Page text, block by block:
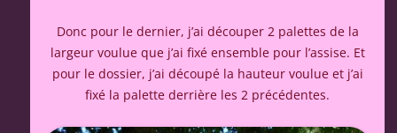
Donc pour le dernier, j’ai découper 2 palettes de la
largeur voulue que j’ai fixé ensemble pour l’assise. Et
pour le dossier, j’ai découpé la hauteur voulue et j’ai
fixé la palette derrière les 2 précédentes.